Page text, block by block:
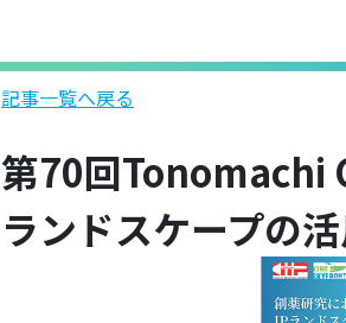
記事一覧へ戻る
第70回Tonomachi
ランドスケープの